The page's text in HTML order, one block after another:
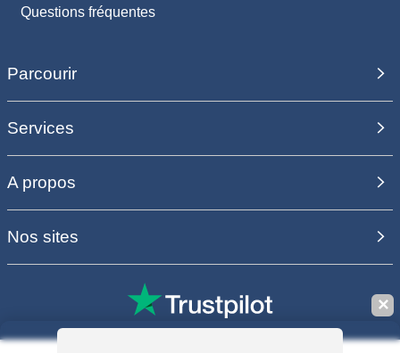
Questions fréquentes
Parcourir
Services
A propos
Nos sites
✕